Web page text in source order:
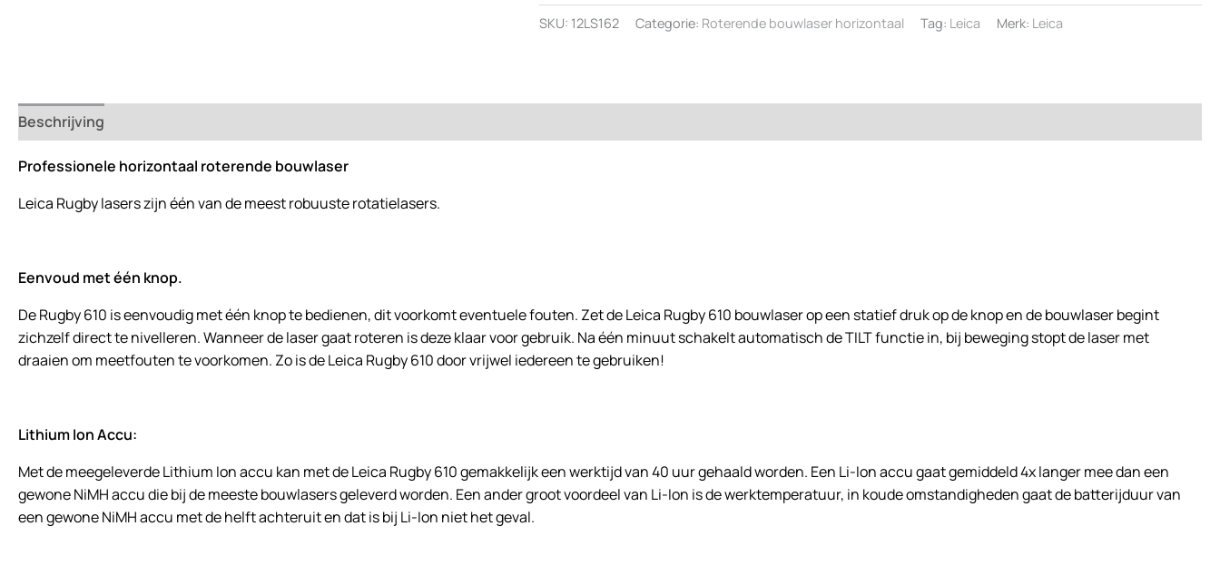
roterende
bouwlaser
SKU: 12LS162 Categorie: Roterende bouwlaser horizontaal Tag: Leica Merk: Leica
Beschrijving
Professionele horizontaal roterende bouwlaser
Leica Rugby lasers zijn één van de meest robuuste rotatielasers.
Eenvoud met één knop.
De Rugby 610 is eenvoudig met één knop te bedienen, dit voorkomt eventuele fouten. Zet de Leica Rugby 610 bouwlaser op een statief druk op de knop en de bouwlaser begint
zichzelf direct te nivelleren. Wanneer de laser gaat roteren is deze klaar voor gebruik. Na één minuut schakelt automatisch de TILT functie in, bij beweging stopt de laser met
draaien om meetfouten te voorkomen. Zo is de Leica Rugby 610 door vrijwel iedereen te gebruiken!
Lithium Ion Accu:
Met de meegeleverde Lithium Ion accu kan met de Leica Rugby 610 gemakkelijk een werktijd van 40 uur gehaald worden. Een Li-Ion accu gaat gemiddeld 4x langer mee dan een
gewone NiMH accu die bij de meeste bouwlasers geleverd worden. Een ander groot voordeel van Li-Ion is de werktemperatuur, in koude omstandigheden gaat de batterijduur van
een gewone NiMH accu met de helft achteruit en dat is bij Li-Ion niet het geval.